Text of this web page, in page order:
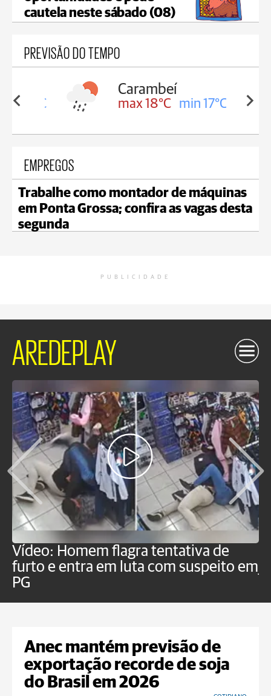
cautela neste sábado (08)
PREVISÃO DO TEMPO
18°C
Carambeí
max 18°C min 17°C
EMPREGOS
Trabalhe como montador de máquinas
em Ponta Grossa; confira as vagas desta
segunda
PUBLICIDADE
AREDEPLAY
Vídeo: Homem flagra tentativa de
furto e entra em luta com suspeito em
PG
Anec mantém previsão de
exportação recorde de soja
do Brasil em 2026